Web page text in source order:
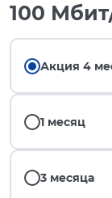
100
Акция 4
1 месяц
3 месяца